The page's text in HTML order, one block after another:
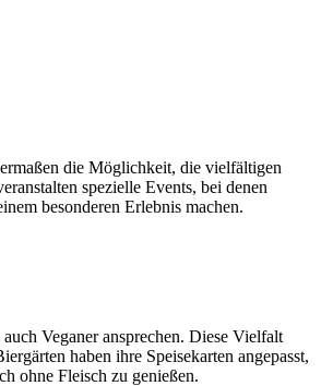
die Möglichkeit, die vielfältigen
spezielle Events, bei denen
besonderen Erlebnis machen.
Veganer ansprechen. Diese Vielfalt
haben ihre Speisekarten angepasst,
ohne Fleisch zu genießen.